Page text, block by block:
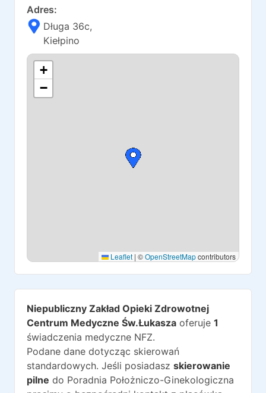
Adres:
Długa 36c,
Kiełpino
+
−
Leaflet | ©OpenStreetMapcontributors
Niepubliczny Zakład Opieki Zdrowotnej
Centrum Medyczne Św.Łukasza oferuje 1
świadczenia medyczne NFZ.
Podane dane dotycząc skierowań
standardowych. Jeśli posiadasz skierowanie
pilne do Poradnia Położniczo-Ginekologiczna